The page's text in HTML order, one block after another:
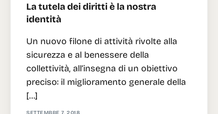
La tutela dei diritti è la nostra
identità
Un nuovo filone di attività rivolte alla
sicurezza e al benessere della
collettività, all’insegna di un obiettivo
preciso: il miglioramento generale della
[…]